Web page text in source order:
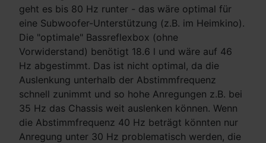
geht es bis 80 Hz runter - das wäre optimal für
eine Subwoofer-Unterstützung (z.B. im Heimkino).
Die "optimale" Bassreflexbox (ohne
Vorwiderstand) benötigt 18.6 l und wäre auf 46
Hz abgestimmt. Das ist nicht optimal, da die
Auslenkung unterhalb der Abstimmfrequenz
schnell zunimmt und so hohe Anregungen z.B. bei
35 Hz das Chassis weit auslenken können. Wenn
die Abstimmfrequenz 40 Hz beträgt könnten nur
Anregung unter 30 Hz problematisch werden, die